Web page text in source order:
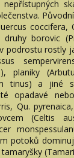
coccifera,
borovic
rostly
planiky
tinus) a jiné
opadavé
Qu.
(Celtis
potoků